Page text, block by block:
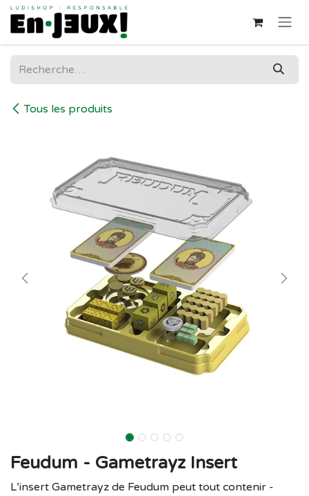
Se rendre au contenu
Tous les produits
Feudum - Gametrayz Insert
L’insert Gametrayz de Feudum peut tout contenir -